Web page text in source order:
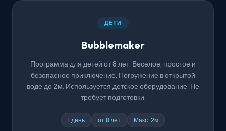
ДЕТИ
Bubblemaker
Программа для детей от 8 лет. Веселое, простое и
безопасное приключение. Погружение в открытой
воде до 2м. Используется детское оборудование. Не
требует подготовки.
1 день от 8 лет Макс. 2м